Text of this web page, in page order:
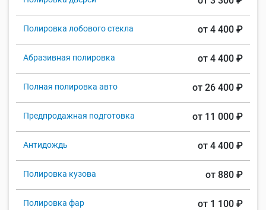
Полировка лобового стекла от 4 400 ₽
Абразивная полировка от 4 400 ₽
Полная полировка авто от 26 400 ₽
Предпродажная подготовка от 11 000 ₽
Антидождь от 4 400 ₽
Полировка кузова от 880 ₽
Полировка фар от 1 100 ₽